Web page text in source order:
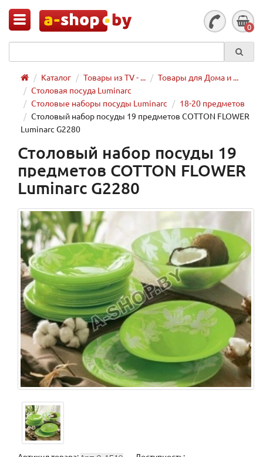
0
Каталог Товары из TV - ...
Товары для Дома и ...
Столовая посуда Luminarc
Столовые наборы посуды Luminarc
18-20 предметов
Столовый набор посуды 19 предметов COTTON FLOWER
Luminarc G2280
Столовый набор посуды 19
предметов COTTON FLOWER
Luminarc G2280